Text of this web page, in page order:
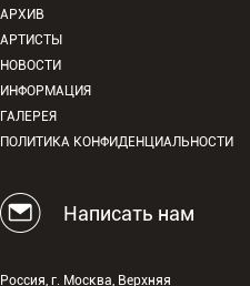
АРХИВ
АРТИСТЫ
НОВОСТИ
ИНФОРМАЦИЯ
ГАЛЕРЕЯ
ПОЛИТИКА КОНФИДЕНЦИАЛЬНОСТИ
Написать нам
Россия, г. Москва, Верхняя